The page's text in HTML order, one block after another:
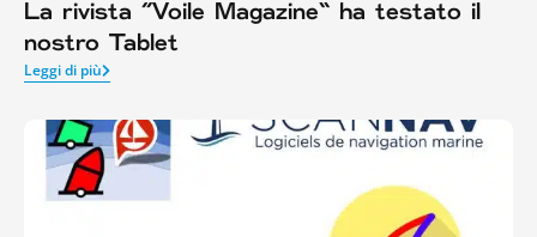
La rivista “Voile Magazine” ha testato il
nostro Tablet
Leggi di più